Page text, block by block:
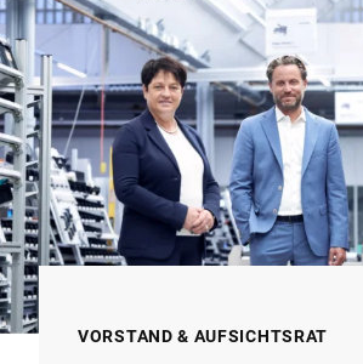
VORSTAND & AUFSICHTSRAT